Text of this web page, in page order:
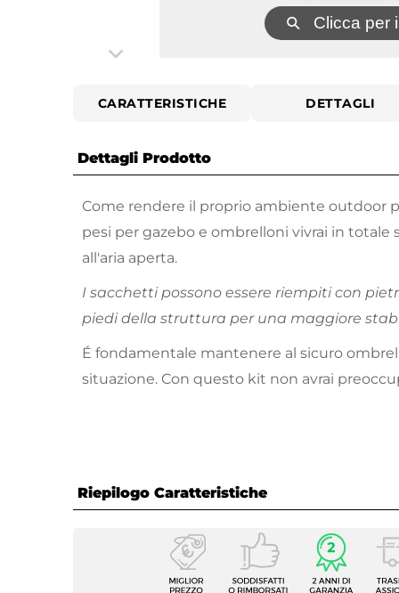
⚲ Clicca per
CARATTERISTICHE DETTAGLI
Dettagli Prodotto
Come rendere il proprio ambiente outdoor
pesi per gazebo e ombrelloni vivrai in totale
all'aria aperta.
I sacchetti possono essere riempiti con
piedi della struttura per una maggiore
É fondamentale mantenere al sicuro
situazione. Con questo kit non avrai
Riepilogo Caratteristiche
Caratteristiche
Set di
Numero Elementi
4